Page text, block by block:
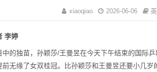
xiaoqiao 2026-06-06
李婷
的独苗，孙颖莎/王曼昱在今天下午结束的国际
前无缘了女双桂冠。比孙颖莎和王曼昱还要小几